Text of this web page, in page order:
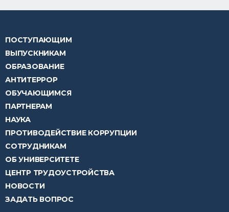
ПОСТУПАЮЩИМ
ВЫПУСКНИКАМ
ОБРАЗОВАНИЕ
АНТИТЕРРОР
ОБУЧАЮЩИМСЯ
ПАРТНЕРАМ
НАУКА
ПРОТИВОДЕЙСТВИЕ КОРРУПЦИИ
СОТРУДНИКАМ
ОБ УНИВЕРСИТЕТЕ
ЦЕНТР ТРУДОУСТРОЙСТВА
НОВОСТИ
ЗАДАТЬ ВОПРОС